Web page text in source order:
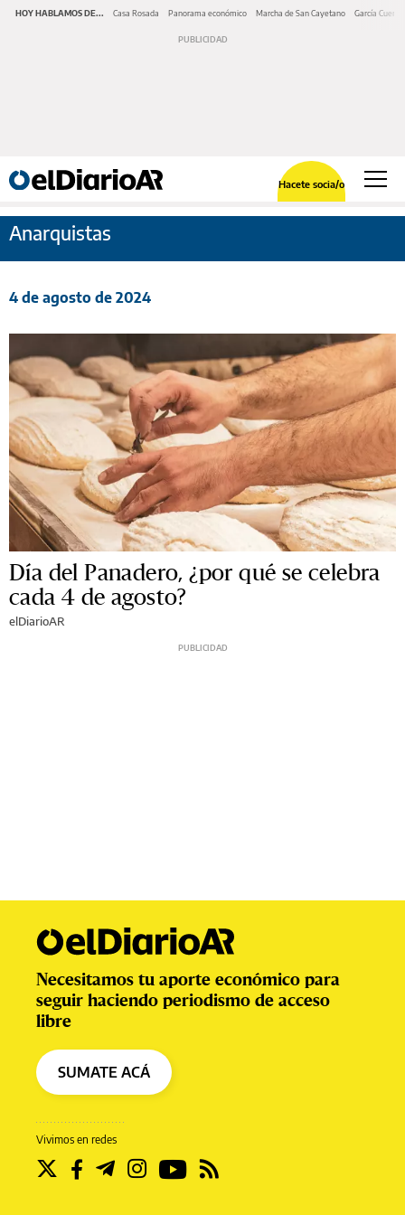
HOY HABLAMOS DE... Casa Rosada Panorama económico Marcha de San Cayetano García Cuerva
Hacete socia/o
Anarquistas
4 de agosto de 2024
Día del Panadero, ¿por qué se celebra
cada 4 de agosto?
elDiarioAR
Vivimos en redes
Necesitamos tu aporte económico para
seguir haciendo periodismo de acceso
libre
SUMATE ACÁ